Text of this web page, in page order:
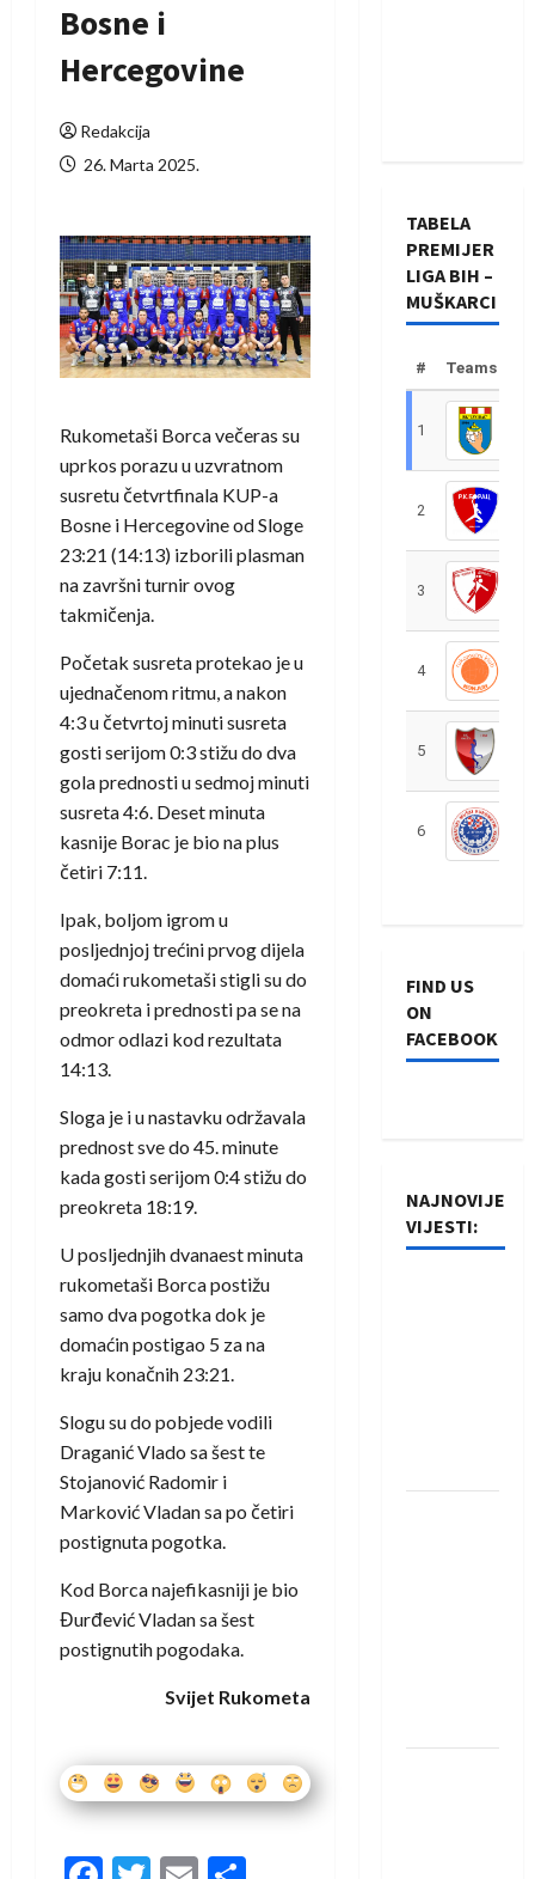
Bosne i
Hercegovine
Redakcija
26. Marta 2025.
Rukometaši Borca večeras su
uprkos porazu u uzvratnom
susretu četvrtfinala KUP-a
Bosne i Hercegovine od Sloge
23:21 (14:13) izborili plasman
na završni turnir ovog
takmičenja.
Početak susreta protekao je u
ujednačenom ritmu, a nakon
4:3 u četvrtoj minuti susreta
gosti serijom 0:3 stižu do dva
gola prednosti u sedmoj minuti
susreta 4:6. Deset minuta
kasnije Borac je bio na plus
četiri 7:11.
Ipak, boljom igrom u
posljednjoj trećini prvog dijela
domaći rukometaši stigli su do
preokreta i prednosti pa se na
odmor odlazi kod rezultata
14:13.
Sloga je i u nastavku održavala
prednost sve do 45. minute
kada gosti serijom 0:4 stižu do
preokreta 18:19.
U posljednjih dvanaest minuta
rukometaši Borca postižu
samo dva pogotka dok je
domaćin postigao 5 za na
kraju konačnih 23:21.
Slogu su do pobjede vodili
Draganić Vlado sa šest te
Stojanović Radomir i
Marković Vladan sa po četiri
postignuta pogotka.
Kod Borca najefikasniji je bio
Đurđević Vladan sa šest
postignutih pogodaka.
Svijet Rukometa
TABELA
PREMIJER
LIGA BIH –
MUŠKARCI
# Teams
1
2
3
4
5
6
FIND US
ON
FACEBOOK
NAJNOVIJE
VIJESTI: